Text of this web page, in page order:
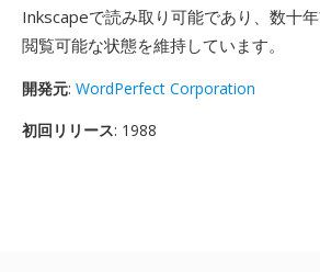
Inkscapeで読み取り可能であり、数十
閲覧可能な状態を維持しています。
開発元: WordPerfect Corporation
初回リリース: 1988